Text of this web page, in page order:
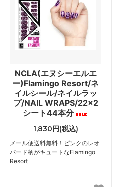
NCLA(エヌシーエルエ
ー)Flamingo Resort/ネ
イルシール/ネイルラッ
プ/NAIL WRAPS/22×2
シート44本分
1,830円(税込)
メール便送料無料！ピンクのレオ
パード柄がキュートなFlamingo
Resort